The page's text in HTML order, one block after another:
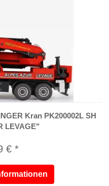
Kran PK200002L SH
LEVAGE"
€ *